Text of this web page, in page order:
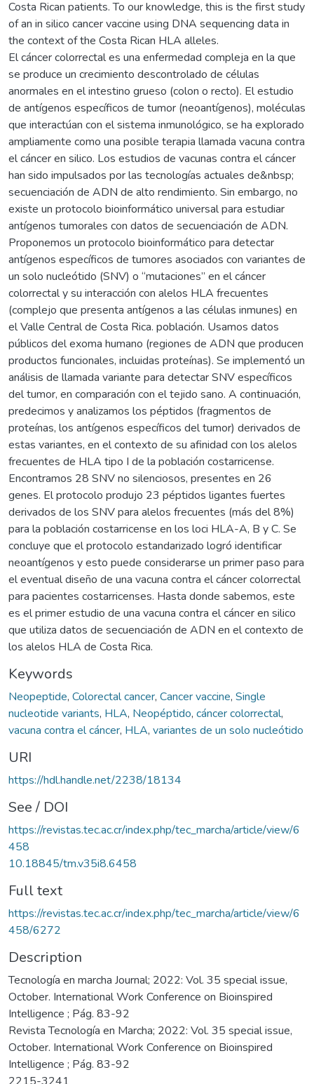
Costa Rican patients. To our knowledge, this is the first study
of an in silico cancer vaccine using DNA sequencing data in
the context of the Costa Rican HLA alleles.
El cáncer colorrectal es una enfermedad compleja en la que
se produce un crecimiento descontrolado de células
anormales en el intestino grueso (colon o recto). El estudio
de antígenos específicos de tumor (neoantígenos), moléculas
que interactúan con el sistema inmunológico, se ha explorado
ampliamente como una posible terapia llamada vacuna contra
el cáncer en silico. Los estudios de vacunas contra el cáncer
han sido impulsados por las tecnologías actuales de&nbsp;
secuenciación de ADN de alto rendimiento. Sin embargo, no
existe un protocolo bioinformático universal para estudiar
antígenos tumorales con datos de secuenciación de ADN.
Proponemos un protocolo bioinformático para detectar
antígenos específicos de tumores asociados con variantes de
un solo nucleótido (SNV) o “mutaciones” en el cáncer
colorrectal y su interacción con alelos HLA frecuentes
(complejo que presenta antígenos a las células inmunes) en
el Valle Central de Costa Rica. población. Usamos datos
públicos del exoma humano (regiones de ADN que producen
productos funcionales, incluidas proteínas). Se implementó un
análisis de llamada variante para detectar SNV específicos
del tumor, en comparación con el tejido sano. A continuación,
predecimos y analizamos los péptidos (fragmentos de
proteínas, los antígenos específicos del tumor) derivados de
estas variantes, en el contexto de su afinidad con los alelos
frecuentes de HLA tipo I de la población costarricense.
Encontramos 28 SNV no silenciosos, presentes en 26
genes. El protocolo produjo 23 péptidos ligantes fuertes
derivados de los SNV para alelos frecuentes (más del 8%)
para la población costarricense en los loci HLA-A, B y C. Se
concluye que el protocolo estandarizado logró identificar
neoantígenos y esto puede considerarse un primer paso para
el eventual diseño de una vacuna contra el cáncer colorrectal
para pacientes costarricenses. Hasta donde sabemos, este
es el primer estudio de una vacuna contra el cáncer en silico
que utiliza datos de secuenciación de ADN en el contexto de
los alelos HLA de Costa Rica.
Keywords
Neopeptide, Colorectal cancer, Cancer vaccine, Single
nucleotide variants, HLA, Neopéptido, cáncer colorrectal,
vacuna contra el cáncer, HLA, variantes de un solo nucleótido
URI
https://hdl.handle.net/2238/18134
See / DOI
https://revistas.tec.ac.cr/index.php/tec_marcha/article/view/6
458
10.18845/tm.v35i8.6458
Full text
https://revistas.tec.ac.cr/index.php/tec_marcha/article/view/6
458/6272
Description
Tecnología en marcha Journal; 2022: Vol. 35 special issue,
October. International Work Conference on Bioinspired
Intelligence ; Pág. 83-92
Revista Tecnología en Marcha; 2022: Vol. 35 special issue,
October. International Work Conference on Bioinspired
Intelligence ; Pág. 83-92